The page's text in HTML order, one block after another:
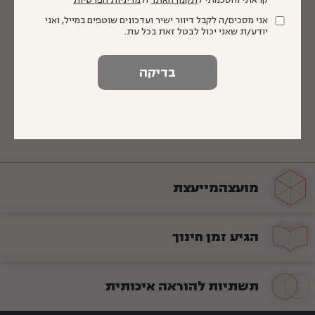
אני מסכים/ה לקבל דיוור ישיר ועדכונים שוטפים במייל, ואני
יודע/ת שאני יכול לבטל זאת בכל עת.
אודות מגוון נושאים הנמצאים בלב העשייה הפילנתרופית
של הקרן: שקיפות ובהירות, סיכויי ההצלחה של
של הארגונים. כך יש ביכולתנו להישאר עם אצבע על
הדופק, לדייק ולשפר את פעילותנו לאורך השנים.
מועצהמייעצת
הגיע זמן חינוך
תשתיות להוראה איכותית